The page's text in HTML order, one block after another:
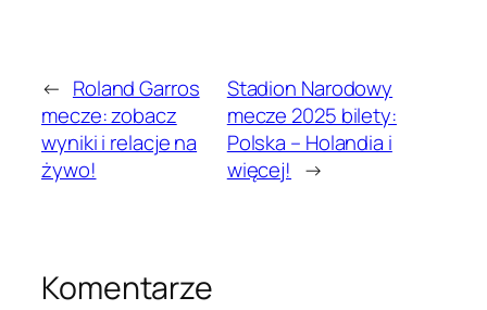
← Roland Garros
mecze: zobacz
wyniki i relacje na
żywo!
Stadion Narodowy
mecze 2025 bilety:
Polska – Holandia i
więcej! →
Komentarze